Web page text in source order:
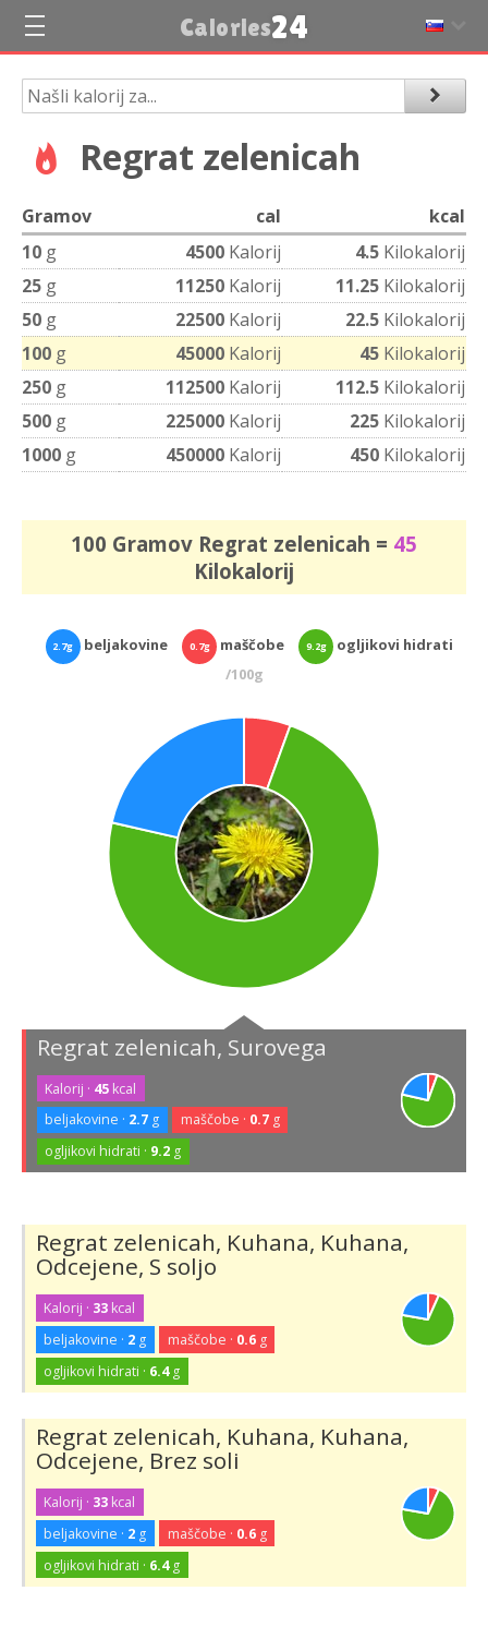
Calories24
Regrat zelenicah
Gramov cal
kcal
10 g 4500 Kalorij 4.5 Kilokalorij
25 g 11250 Kalorij 11.25 Kilokalorij
50 g 22500 Kalorij 22.5 Kilokalorij
100 g 45000 Kalorij 45 Kilokalorij
250 g 112500 Kalorij 112.5 Kilokalorij
500 g 225000 Kalorij 225 Kilokalorij
1000 g 450000 Kalorij 450 Kilokalorij
100 Gramov Regrat zelenicah = 45
Kilokalorij
2.7g beljakovine 0.7g maščobe 9.2g
ogljikovi hidrati
/100g
Regrat zelenicah, Surovega
Kalorij · 45 kcal
beljakovine · 2.7 g maščobe · 0.7g
ogljikovi hidrati · 9.2 g
Regrat zelenicah, Kuhana, Kuhana,
Odcejene, S soljo
Kalorij · 33 kcal
beljakovine · 2 g maščobe · 0.6g
ogljikovi hidrati · 6.4g
Regrat zelenicah, Kuhana, Kuhana,
Odcejene, Brez soli
Kalorij · 33 kcal
beljakovine · 2 g maščobe · 0.6g
ogljikovi hidrati · 6.4g